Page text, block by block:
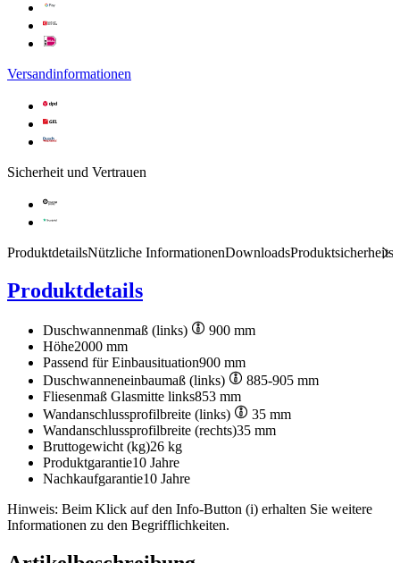
Versandinformationen
Sicherheit und Vertrauen
Produktdetails
Produktdetails
Duschwannenmaß (links)
900 mm
Höhe2000 mm
Passend für Einbausituation900 mm
Duschwanneneinbaumaß (links)
885-905 mm
Fliesenmaß Glasmitte links853 mm
Wandanschlussprofilbreite (links)
35 mm
Wandanschlussprofilbreite (rechts)35 mm
Bruttogewicht (kg)26 kg
Produktgarantie10 Jahre
Nachkaufgarantie10 Jahre
Hinweis: Beim Klick auf den Info-Button (i) erhalten Sie weitere
Informationen zu den Begrifflichkeiten.
Nützliche InformationenDownloads